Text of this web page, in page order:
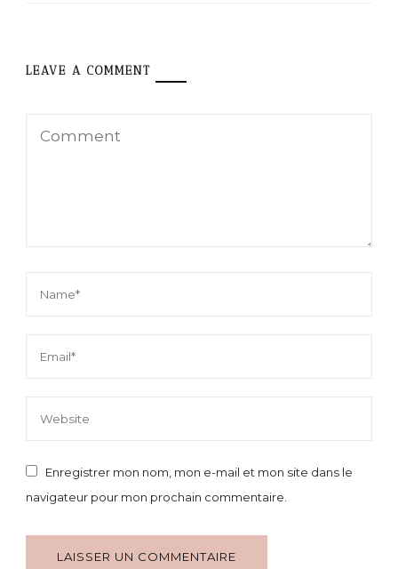
LEAVE A COMMENT
Enregistrer mon nom, mon e-mail et mon site dans le
navigateur pour mon prochain commentaire.